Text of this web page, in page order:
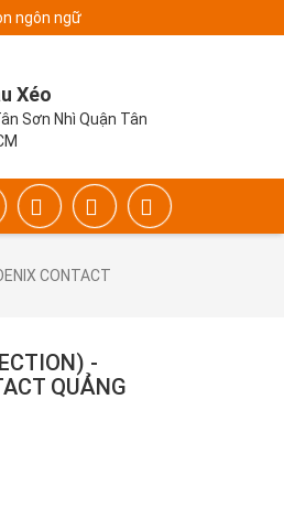
ngôn ngữ
Xéo
Sơn Nhì Quận Tân
CONTACT
-
QUẢNG